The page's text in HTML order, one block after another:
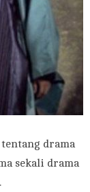
drama
sekali drama